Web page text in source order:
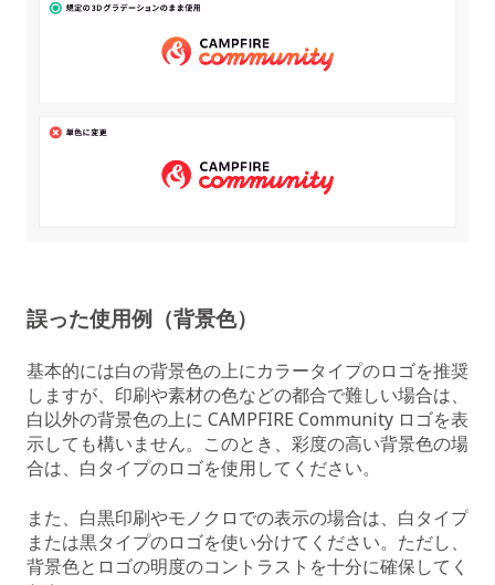
誤った使用例（背景色）
基本的には白の背景色の上にカラータイプのロゴを推奨
しますが、印刷や素材の色などの都合で難しい場合は、
白以外の背景色の上に CAMPFIRE Community ロゴを表
示しても構いません。このとき、彩度の高い背景色の場
合は、白タイプのロゴを使用してください。
また、白黒印刷やモノクロでの表示の場合は、白タイプ
または黒タイプのロゴを使い分けてください。ただし、
背景色とロゴの明度のコントラストを十分に確保してく